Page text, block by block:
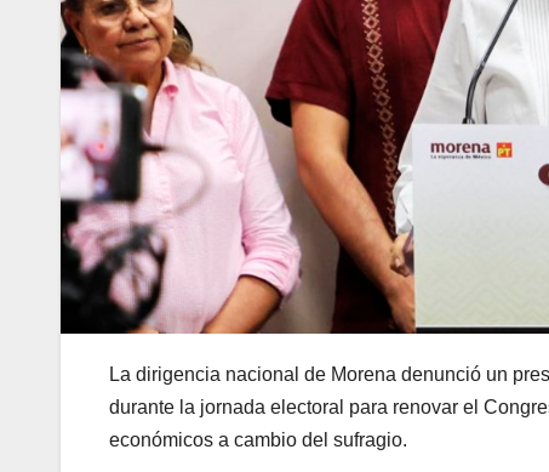
La dirigencia nacional de Morena denunció un
durante la jornada electoral para renovar el
económicos a cambio del sufragio.